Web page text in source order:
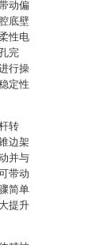
动偏
底壁
性电
完
行操
定性
转
边架
并与
带动
简单
提升